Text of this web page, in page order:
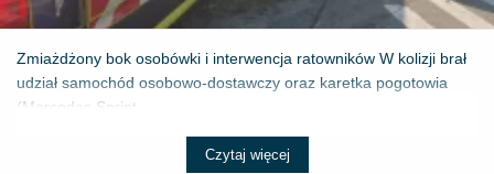
Zmiażdżony bok osobówki i interwencja ratowników W kolizji brał
udział samochód osobowo-dostawczy oraz karetka pogotowia
(Mercedes Sprint...
Czytaj więcej